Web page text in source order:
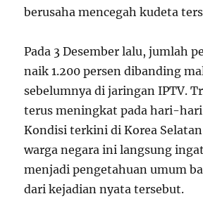
berusaha mencegah kudeta
Pada 3 Desember lalu, jumlah
naik 1.200 persen dibanding
sebelumnya di jaringan IPTV.
terus meningkat pada hari-
Kondisi terkini di Korea
warga negara ini langsung
menjadi pengetahuan umum
dari kejadian nyata tersebut.